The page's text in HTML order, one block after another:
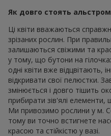
Як довго стоять
Ці квіти вважаються
зрізаних рослин. При
залишаються свіжими та
у тому, що бутони на
одні квіти вже відцвітають,
відкривати свої пелюстки.
змінюється і довго тішить
прибирати зів'ялі елементи,
Ми привозимо рослини у м.
тому ви точно встигнете
красою та стійкістю у вазі.